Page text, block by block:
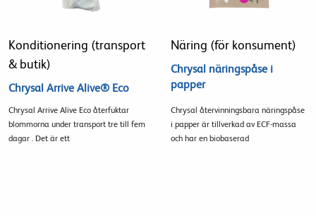
Konditionering (transport
& butik)
Chrysal Arrive Alive® Eco
Chrysal Arrive Alive Eco återfuktar
blommorna under transport tre till fem
dagar . Det är ett
Näring (för konsument)
Chrysal näringspåse i
papper
Chrysal återvinningsbara näringspåse
i papper är tillverkad av ECF-massa
och har en biobaserad